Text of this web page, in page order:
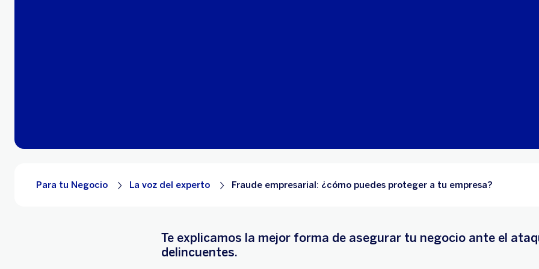
Para tu Negocio La voz del experto Fraude empresarial: ¿cómo puedes proteger a tu empresa?
Te explicamos la mejor forma de asegurar tu negocio ante el
delincuentes.